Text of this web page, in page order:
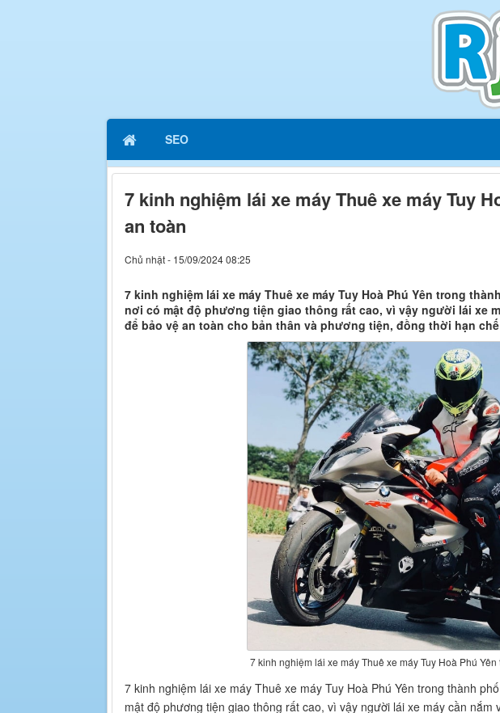
SEO
7 kinh nghiệm lái xe máy Thuê xe máy Tuy
an toàn
Chủ nhật - 15/09/2024 08:25
7 kinh nghiệm lái xe máy Thuê xe máy Tuy Hoà Phú Yên trong
nơi có mật độ phương tiện giao thông rất cao, vì vậy người lái xe
để bảo vệ an toàn cho bản thân và phương tiện, đồng thời hạn
7 kinh nghiệm lái xe máy Thuê xe máy Tuy Hoà Phú
7 kinh nghiệm lái xe máy Thuê xe máy Tuy Hoà Phú Yên trong thành
mật độ phương tiện giao thông rất cao, vì vậy người lái xe máy cần